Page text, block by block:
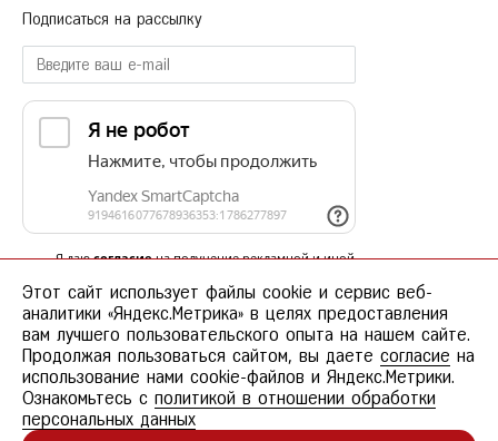
Подписаться на рассылку
Я даюсогласиена получение рекламной и иной
политикой в отношении обработки
персональных данных
ПОДПИСАТЬСЯ
Этот сайт использует файлы cookie и сервис веб-
аналитики «Яндекс.Метрика» в целях предоставления
вам лучшего пользовательского опыта на нашем сайте.
Продолжая пользоваться сайтом, вы даете согласие на
использование нами cookie-файлов и Яндекс.Метрики.
Ознакомьтесь с политикой в отношении обработки
персональных данных